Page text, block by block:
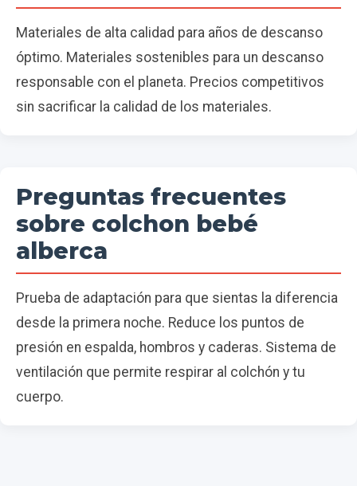
Materiales de alta calidad para años de descanso
óptimo. Materiales sostenibles para un descanso
responsable con el planeta. Precios competitivos
sin sacrificar la calidad de los materiales.
Preguntas frecuentes
sobre colchon bebé
alberca
Prueba de adaptación para que sientas la diferencia
desde la primera noche. Reduce los puntos de
presión en espalda, hombros y caderas. Sistema de
ventilación que permite respirar al colchón y tu
cuerpo.